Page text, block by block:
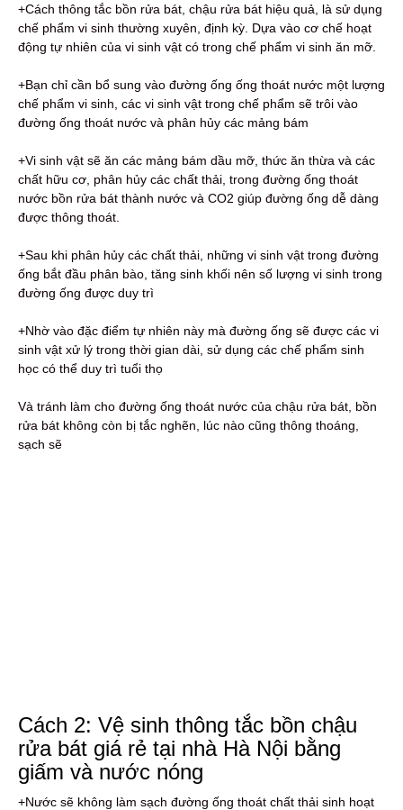
+Cách thông tắc bồn rửa bát, chậu rửa bát hiệu quả, là sử dụng
chế phẩm vi sinh thường xuyên, định kỳ. Dựa vào cơ chế hoạt
động tự nhiên của vi sinh vật có trong chế phẩm vi sinh ăn mỡ.
+Bạn chỉ cần bổ sung vào đường ống ống thoát nước một lượng
chế phẩm vi sinh, các vi sinh vật trong chế phẩm sẽ trôi vào
đường ống thoát nước và phân hủy các mảng bám
+Vi sinh vật sẽ ăn các mảng bám dầu mỡ, thức ăn thừa và các
chất hữu cơ, phân hủy các chất thải, trong đường ống thoát
nước bồn rửa bát thành nước và CO2 giúp đường ống dễ dàng
được thông thoát.
+Sau khi phân hủy các chất thải, những vi sinh vật trong đường
ống bắt đầu phân bào, tăng sinh khối nên số lượng vi sinh trong
đường ống được duy trì
+Nhờ vào đặc điểm tự nhiên này mà đường ống sẽ được các vi
sinh vật xử lý trong thời gian dài, sử dụng các chế phẩm sinh
học có thể duy trì tuổi thọ
Và tránh làm cho đường ống thoát nước của chậu rửa bát, bồn
rửa bát không còn bị tắc nghẽn, lúc nào cũng thông thoáng,
sạch sẽ
Cách 2: Vệ sinh thông tắc bồn chậu
rửa bát giá rẻ tại nhà Hà Nội bằng
giấm và nước nóng
+Nước sẽ không làm sạch đường ống thoát chất thải sinh hoạt